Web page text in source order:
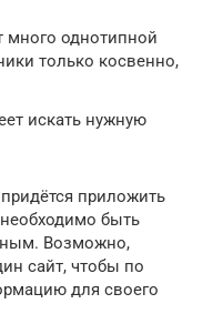
много однотипной
только косвенно,
искать нужную
приложить
быть
Возможно,
сайт, чтобы по
для своего